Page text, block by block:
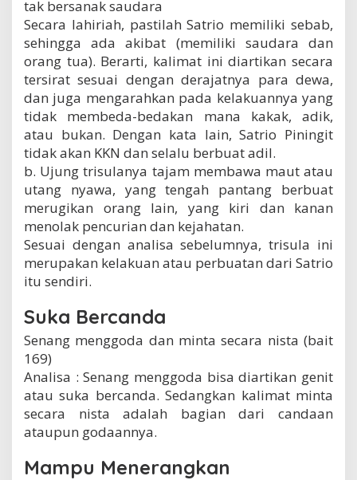
tak bersanak saudara
Secara lahiriah, pastilah Satrio memiliki sebab,
sehingga ada akibat (memiliki saudara dan
orang tua). Berarti, kalimat ini diartikan secara
tersirat sesuai dengan derajatnya para dewa,
dan juga mengarahkan pada kelakuannya yang
tidak membeda-bedakan mana kakak, adik,
atau bukan. Dengan kata lain, Satrio Piningit
tidak akan KKN dan selalu berbuat adil.
b. Ujung trisulanya tajam membawa maut atau
utang nyawa, yang tengah pantang berbuat
merugikan orang lain, yang kiri dan kanan
menolak pencurian dan kejahatan.
Sesuai dengan analisa sebelumnya, trisula ini
merupakan kelakuan atau perbuatan dari Satrio
itu sendiri.
Suka Bercanda
Senang menggoda dan minta secara nista (bait
169)
Analisa : Senang menggoda bisa diartikan genit
atau suka bercanda. Sedangkan kalimat minta
secara nista adalah bagian dari candaan
ataupun godaannya.
Mampu Menerangkan